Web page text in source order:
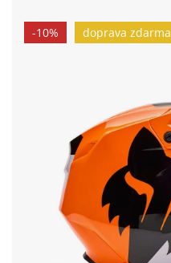
-10% doprava zdarma